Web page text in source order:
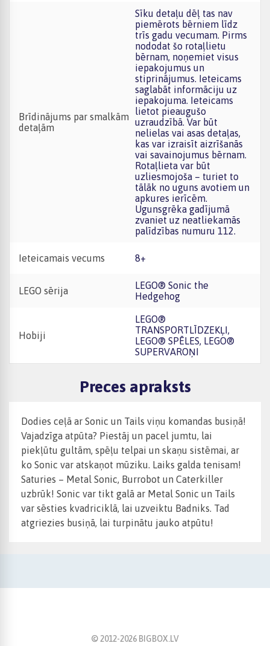
Brīdinājums par smalkām
detaļām
Sīku detaļu dēļ tas nav
piemērots bērniem līdz
trīs gadu vecumam. Pirms
nododat šo rotaļlietu
bērnam, noņemiet visus
iepakojumus un
stiprinājumus. Ieteicams
saglabāt informāciju uz
iepakojuma. Ieteicams
lietot pieaugušo
uzraudzībā. Var būt
nelielas vai asas detaļas,
kas var izraisīt aizrīšanās
vai savainojumus bērnam.
Rotaļlieta var būt
uzliesmojoša – turiet to
tālāk no uguns avotiem un
apkures ierīcēm.
Ugunsgrēka gadījumā
zvaniet uz neatliekamās
palīdzības numuru 112.
Ieteicamais vecums 8+
LEGO sērija
LEGO® Sonic the
Hedgehog
Hobiji
LEGO®
TRANSPORTLĪDZEKĻI,
LEGO® SPĒLES, LEGO®
SUPERVAROŅI
Preces apraksts
Dodies ceļā ar Sonic un Tails viņu komandas busiņā!
Vajadzīga atpūta? Piestāj un pacel jumtu, lai
piekļūtu gultām, spēļu telpai un skaņu sistēmai, ar
ko Sonic var atskaņot mūziku. Laiks galda tenisam!
Saturies – Metal Sonic, Burrobot un Caterkiller
uzbrūk! Sonic var tikt galā ar Metal Sonic un Tails
var sēsties kvadriciklā, lai uzveiktu Badniks. Tad
atgriezies busiņā, lai turpinātu jauko atpūtu!
© 2012-2026 BIGBOX.LV